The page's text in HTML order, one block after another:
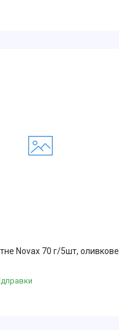
Novax 70 г/5шт, оливкове